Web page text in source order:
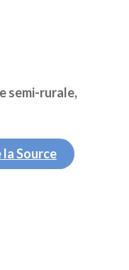
semi-rurale,
Source